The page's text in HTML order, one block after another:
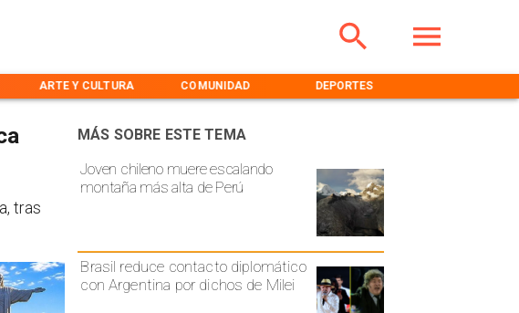
ARTE Y CULTURA COMUNIDAD DEPORTES
Joven chileno muere escalando
montaña más alta de Perú
Brasil reduce contacto diplomático
con Argentina por dichos de Milei
MÁS SOBRE ESTE TEMA
tras